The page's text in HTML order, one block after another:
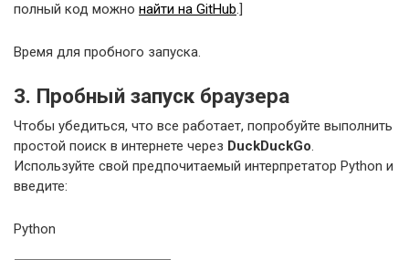
полный код можно найти на GitHub.]
Время для пробного запуска.
3. Пробный запуск браузера
Чтобы убедиться, что все работает, попробуйте выполнить
простой поиск в интернете через DuckDuckGo.
Используйте свой предпочитаемый интерпретатор Python и
введите:
Python